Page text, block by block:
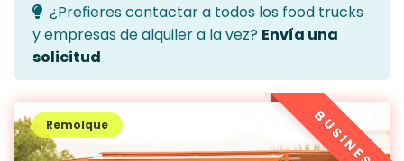
¿Prefieres contactar a todos los food trucks
y empresas de alquiler a la vez? Envía una
solicitud
Remolque BUSINESS